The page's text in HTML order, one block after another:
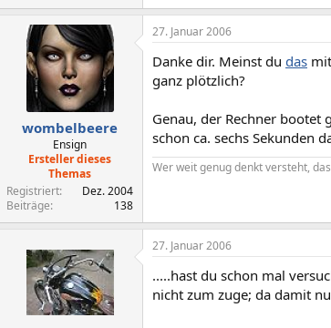
wombelbeere
Ensign
Ersteller dieses
Themas
Registriert
Dez. 2004
Beiträge
138
27. Januar 2006
Danke dir. Meinst du das
ganz plötzlich?
Genau, der Rechner bootet
schon ca. sechs Sekunden
Wer weit genug denkt versteht,
27. Januar 2006
.....hast du schon mal
nicht zum zuge; da damit